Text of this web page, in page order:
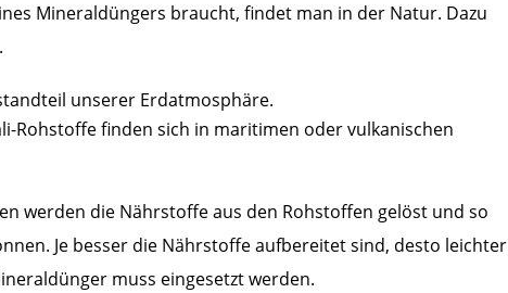
Mineraldüngers braucht, findet man in der Natur. Dazu
.
unserer Erdatmosphäre.
Rohstoffe finden sich in maritimen oder vulkanischen
werden die Nährstoffe aus den Rohstoffen gelöst und so
Je besser die Nährstoffe aufbereitet sind, desto leichter
muss eingesetzt werden.